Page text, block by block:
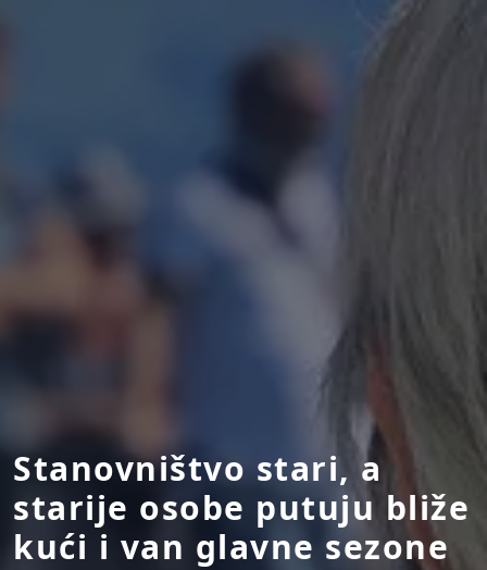
Stanovništvo stari, a
starije osobe putuju bliže
kući i van glavne sezone